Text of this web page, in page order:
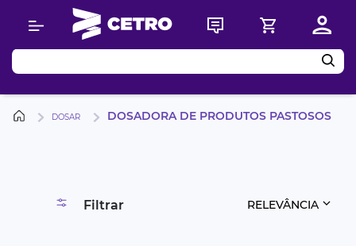
Buscar
DOSAR DOSADORA DE PRODUTOS PASTOSOS
Filtrar RELEVÂNCIA